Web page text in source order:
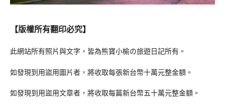
【版權所有翻印必究】
此網站所有照片與文字，皆為熊寶小榆の旅遊日記所有。
如發現到用盜用圖片者，將收取每張新台幣十萬元整金額。
如發現到用盜用文章者，將收取每篇新台幣五十萬元整金額。